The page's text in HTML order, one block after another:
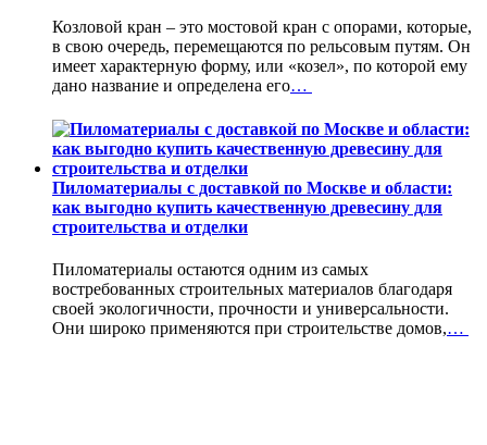
Козловой кран – это мостовой кран с опорами, которые,
в свою очередь, перемещаются по рельсовым путям. Он
имеет характерную форму, или «козел», по которой ему
дано название и определена его…
Пиломатериалы с доставкой по Москве и области:
как выгодно купить качественную древесину для
строительства и отделки
Пиломатериалы остаются одним из самых
востребованных строительных материалов благодаря
своей экологичности, прочности и универсальности.
Они широко применяются при строительстве домов,…